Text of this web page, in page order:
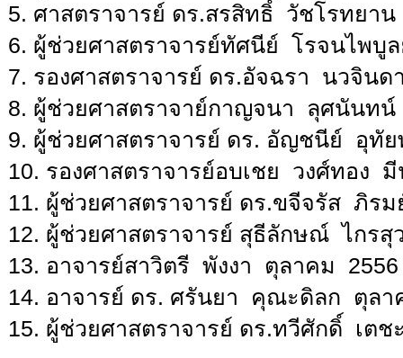
5. ศาสตราจารย์ ดร.สรสิทธิ์ วัชโรทยา
6. ผู้ช่วยศาสตราจารย์ทัศนีย์ โรจนไพบู
7. รองศาสตราจารย์ ดร.อัจฉรา นวจิน
8. ผู้ช่วยศาสตราจาย์กาญจนา ลุศนันท
9. ผู้ช่วยศาสตราจารย์ ดร. อัญชนีย์ อุทั
10. รองศาสตราจารย์อบเชย วงศ์ทอง
11. ผู้ช่วยศาสตราจารย์ ดร.ขจีจรัส ภิร
12. ผู้ช่วยศาสตราจารย์ สุธีลักษณ์ ไกร
13. อาจารย์สาวิตรี พังงา ตุลาคม 2556
14. อาจารย์ ดร. ศรันยา คุณะดิลก ตุลา
15. ผู้ช่วยศาสตราจารย์ ดร.ทวีศักดิ์ เตช